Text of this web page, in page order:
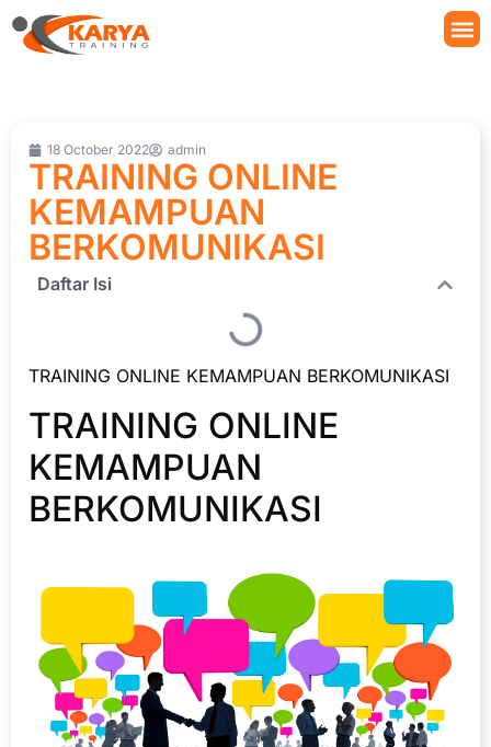
18 October 2022 admin
TRAINING ONLINE
KEMAMPUAN
BERKOMUNIKASI
Daftar Isi
TRAINING ONLINE KEMAMPUAN BERKOMUNIKASI
TRAINING ONLINE
KEMAMPUAN
BERKOMUNIKASI